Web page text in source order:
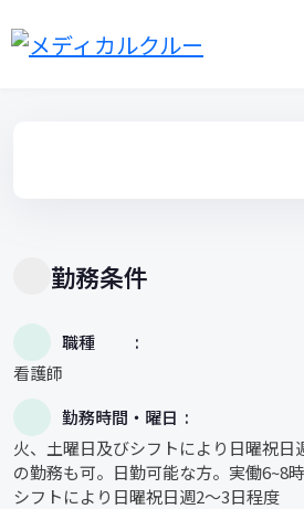
ン
勤務条件
職種
看護師
勤務時間・曜日
火、土曜日及びシフトにより日曜祝日
の勤務も可。日勤可能な方。実働6~8
シフトにより日曜祝日週2～3日程度